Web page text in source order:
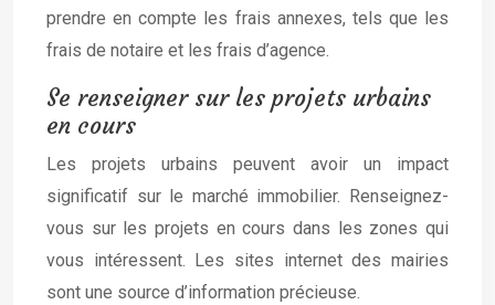
prendre en compte les frais annexes, tels que les
frais de notaire et les frais d’agence.
Se renseigner sur les projets urbains
en cours
Les projets urbains peuvent avoir un impact
significatif sur le marché immobilier. Renseignez-
vous sur les projets en cours dans les zones qui
vous intéressent. Les sites internet des mairies
sont une source d’information précieuse.